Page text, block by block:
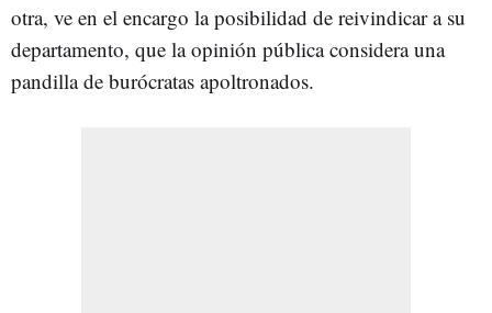
otra, ve en el encargo la posibilidad de reivindicar a su
departamento, que la opinión pública considera una
pandilla de burócratas apoltronados.